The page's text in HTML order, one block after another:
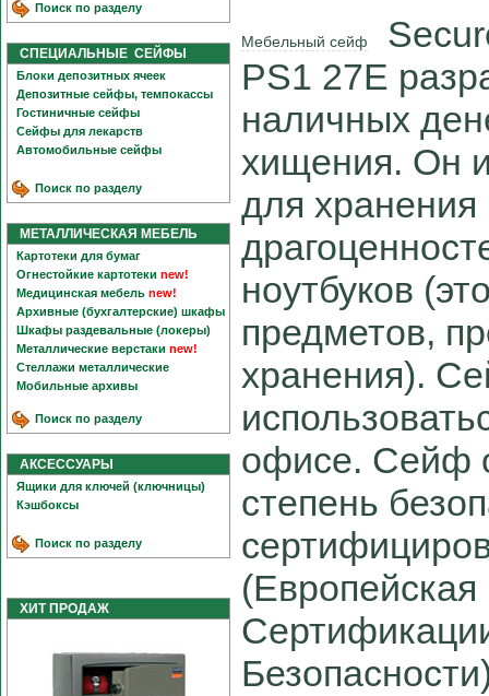
Поиск по разделу
СПЕЦИАЛЬНЫЕ СЕЙФЫ
Блоки депозитных ячеек
Депозитные сейфы, темпокассы
Гостиничные сейфы
Сейфы для лекарств
Автомобильные сейфы
Поиск по разделу
МЕТАЛЛИЧЕСКАЯ МЕБЕЛЬ
Картотеки для бумаг
Огнестойкие картотеки new!
Медицинская мебель new!
Архивные (бухгалтерские) шкафы
Шкафы раздевальные (локеры)
Металлические верстаки new!
Стеллажи металлические
Мобильные архивы
Поиск по разделу
АКСЕССУАРЫ
Ящики для ключей (ключницы)
Кэшбоксы
Поиск по разделу
ХИТ ПРОДАЖ
Мебельный сейф
PS1 27E
наличных
хищения. Он
для хранения
ноутбуков
предметов,
хранения).
офисе. Сейф
степень